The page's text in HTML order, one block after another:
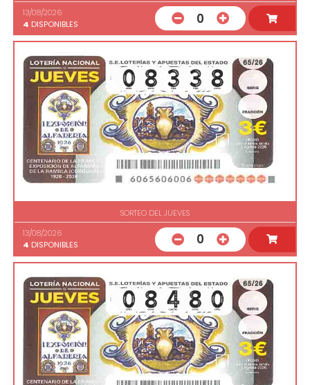
13/08/2026
4 DISPONIBLES 0
SORTEO DEL JUEVES
13/08/2026
4 DISPONIBLES 0